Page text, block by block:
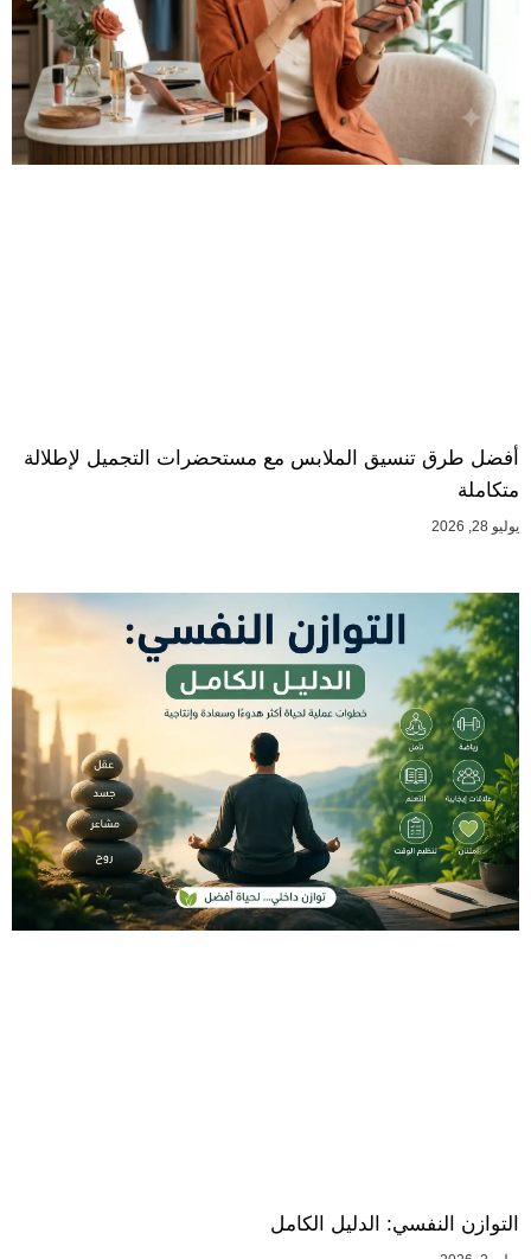
أفضل طرق تنسيق الملابس مع مستحضرات التجميل لإطلالة
متكاملة
يوليو 28, 2026
التوازن النفسي: الدليل الكامل